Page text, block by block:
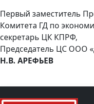
Первый заместитель
Комитета ГД по
секретарь ЦК КПРФ,
Председатель ЦС ООО
Н.В. АРЕФЬЕВ